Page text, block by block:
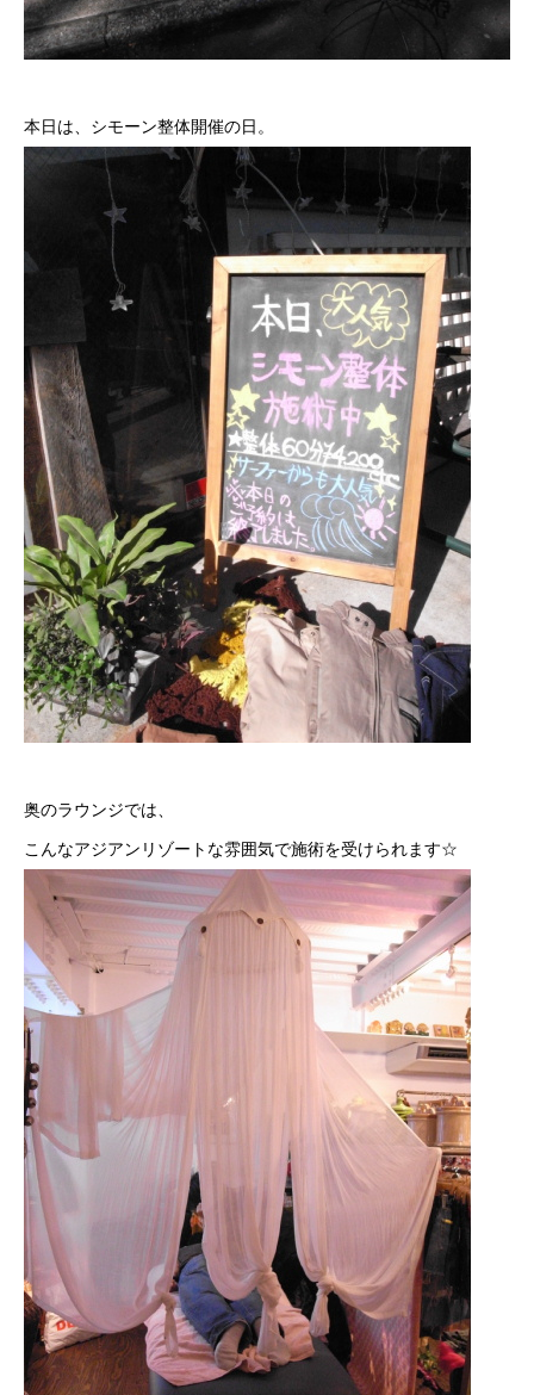
本日は、シモーン整体開催の日。
奥のラウンジでは、
こんなアジアンリゾートな雰囲気で施術を受けられます☆